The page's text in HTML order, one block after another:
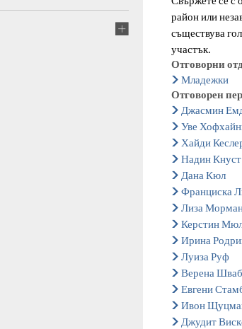
район или
съществува
участък.
Отговорни
Младежки
Отговорен
Джасмин
Уве
Хайди
Надин Кнуст
Дана Кюл
Франциска
Лиза
Керстин
Ирина
Луиза Руф
Верена Шваб
Евгени
Ивон
Джудит